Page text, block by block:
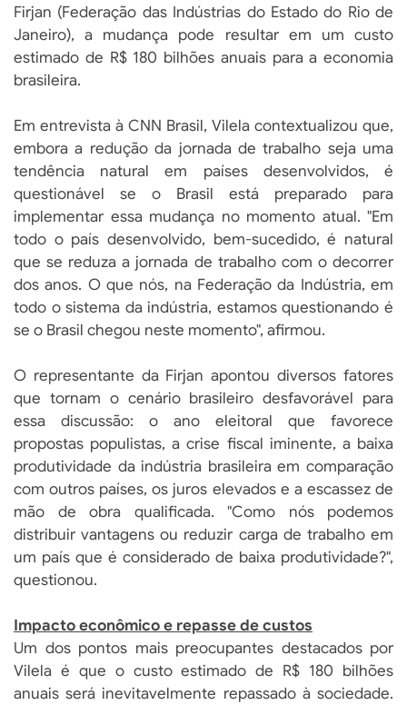
Firjan (Federação das Indústrias do Estado do Rio de
Janeiro), a mudança pode resultar em um custo
estimado de R$ 180 bilhões anuais para a economia
brasileira.
Em entrevista à CNN Brasil, Vilela contextualizou que,
embora a redução da jornada de trabalho seja uma
tendência natural em países desenvolvidos, é
questionável se o Brasil está preparado para
implementar essa mudança no momento atual. "Em
todo o país desenvolvido, bem-sucedido, é natural
que se reduza a jornada de trabalho com o decorrer
dos anos. O que nós, na Federação da Indústria, em
todo o sistema da indústria, estamos questionando é
se o Brasil chegou neste momento", afirmou.
O representante da Firjan apontou diversos fatores
que tornam o cenário brasileiro desfavorável para
essa discussão: o ano eleitoral que favorece
propostas populistas, a crise fiscal iminente, a baixa
produtividade da indústria brasileira em comparação
com outros países, os juros elevados e a escassez de
mão de obra qualificada. "Como nós podemos
distribuir vantagens ou reduzir carga de trabalho em
um país que é considerado de baixa produtividade?",
questionou.
Impacto econômico e repasse de custos
Um dos pontos mais preocupantes destacados por
Vilela é que o custo estimado de R$ 180 bilhões
anuais será inevitavelmente repassado à sociedade.